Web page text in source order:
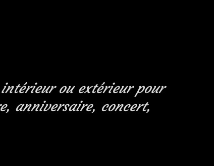
ou extérieur pour
anniversaire, concert,